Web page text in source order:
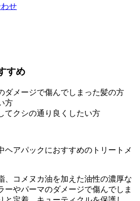
せ
すめ
ダメージで傷んでしまった髪の方
方
てクシの通り良くしたい方
ヘアパックにおすすめのトリートメ
、コメヌカ油を加えた油性の濃厚な
ーやパーマのダメージで傷んでしま